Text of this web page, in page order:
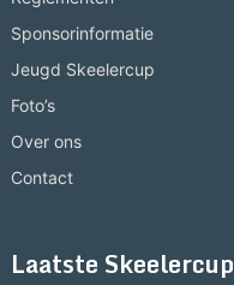
Sponsorinformatie
Jeugd Skeelercup
Foto’s
Over ons
Contact
Laatste